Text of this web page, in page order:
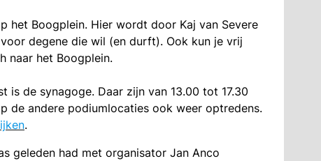
het Boogplein. Hier wordt door Kaj van Severe
degene die wil (en durft). Ook kun je vrij
naar het Boogplein.
is de synagoge. Daar zijn van 13.00 tot 17.30
de andere podiumlocaties ook weer optredens.
.
geleden had met organisator Jan Anco